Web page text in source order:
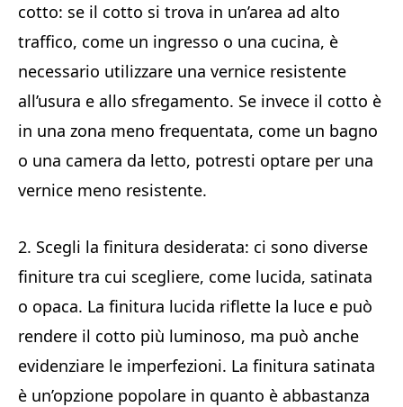
cotto: se il cotto si trova in un’area ad alto
traffico, come un ingresso o una cucina, è
necessario utilizzare una vernice resistente
all’usura e allo sfregamento. Se invece il cotto è
in una zona meno frequentata, come un bagno
o una camera da letto, potresti optare per una
vernice meno resistente.
2. Scegli la finitura desiderata: ci sono diverse
finiture tra cui scegliere, come lucida, satinata
o opaca. La finitura lucida riflette la luce e può
rendere il cotto più luminoso, ma può anche
evidenziare le imperfezioni. La finitura satinata
è un’opzione popolare in quanto è abbastanza